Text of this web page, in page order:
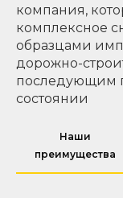
компания,
комплексное
образцами
дорожно-
последующим
состоянии
Наши
преимущества